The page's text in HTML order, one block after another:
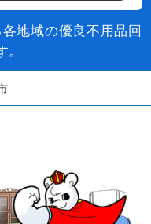
地域の優良不用品回